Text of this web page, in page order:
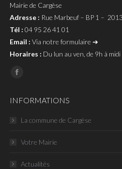
Mairie de Cargèse
Adresse : Rue Marbeuf – BP 1 –
Tél : 04 95 26 41 01
Email : Via notre formulaire ➔
Horaires : Du lun au ven, de 9h à midi
INFORMATIONS
La commune de Cargèse
Votre Mairie
Actualités